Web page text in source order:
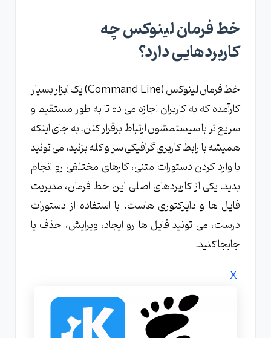
خط فرمان لینوکس چه
کاربردهایی دارد؟
خط فرمان لینوکس (Command Line) یک ابزار بسیار
کارآمده که به کاربران اجازه می ده تا به طور مستقیم و
سریع تر با سیستمشون ارتباط برقرار کنن. به جای اینکه
همیشه با رابط کاربری گرافیکی سر و کله بزنید، می تونید
با وارد کردن دستورات متنی، کارهای مختلفی رو انجام
بدید. یکی از کاربردهای اصلی این خط فرمان، مدیریت
فایل ها و دایرکتوری هاست. با استفاده از دستورات
درست، می تونید فایل ها رو ایجاد، ویرایش، حذف یا
جابجا کنید.
X